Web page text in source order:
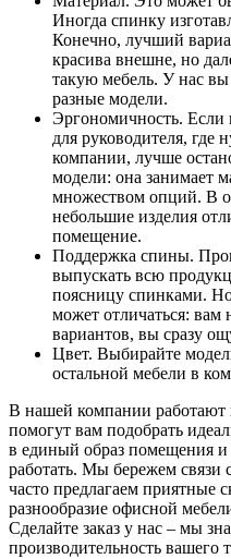
Иногда спинку
Конечно, лучший
красива внешне, но
такую мебель. У нас
разные модели.
Эргономичность. Если
для руководителя, где
компании, лучше
модели: она занимает
множеством опций. В
небольшие изделия
помещение.
Поддержка спины.
выпускать всю
поясницу спинками.
может отличаться: вам
вариантов, вы сразу
Цвет. Выбирайте
остальной мебели в
В нашей компании работают
помогут вам подобрать
в единый образ помещения и
работать. Мы бережем связи
часто предлагаем приятные
разнообразие офисной
Сделайте заказ у нас – мы
производительность вашего